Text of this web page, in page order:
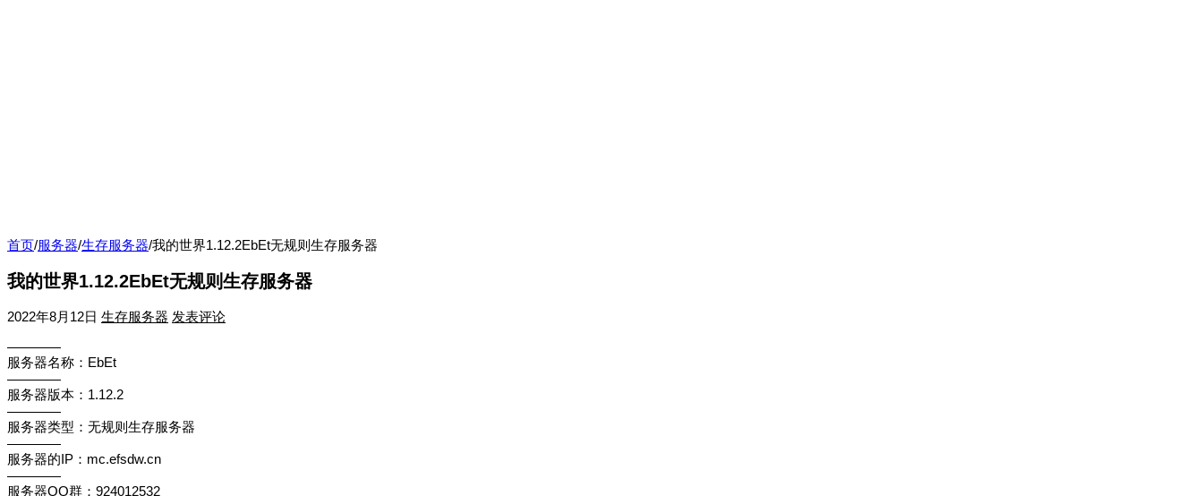
首页/服务器/生存服务器/我的世界1.12.2EbEt无规则生存服务器
我的世界1.12.2EbEt无规则生存服务器
2022年8月12日 生存服务器 发表评论
————
服务器名称：EbEt
————
服务器版本：1.12.2
————
服务器类型：无规则生存服务器
————
服务器的IP：mc.efsdw.cn
————
服务器QQ群：924012532